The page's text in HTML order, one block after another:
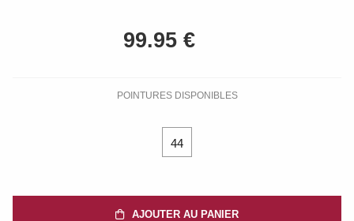
POINTURES DISPONIBLES
44
AJOUTER AU PANIER